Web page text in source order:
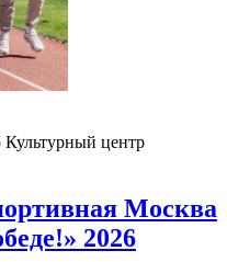
Культурный центр
Москва
2026